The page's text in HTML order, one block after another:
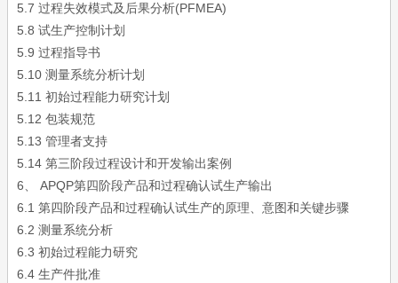
5.7 过程失效模式及后果分析(PFMEA)
5.8 试生产控制计划
5.9 过程指导书
5.10 测量系统分析计划
5.11 初始过程能力研究计划
5.12 包装规范
5.13 管理者支持
5.14 第三阶段过程设计和开发输出案例
6、 APQP第四阶段产品和过程确认试生产输出
6.1 第四阶段产品和过程确认试生产的原理、意图和关键步骤
6.2 测量系统分析
6.3 初始过程能力研究
6.4 生产件批准